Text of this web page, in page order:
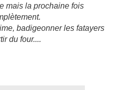
mais la prochaine fois
badigeonner les fatayers
du four....